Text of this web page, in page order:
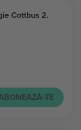
Cottbus 2.
TE